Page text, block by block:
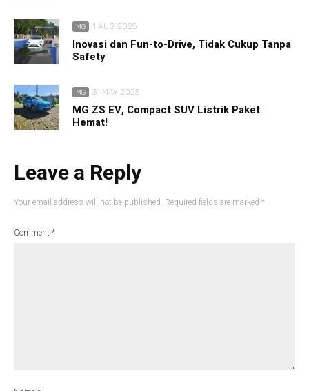
MG 1 AUG 2025
Inovasi dan Fun-to-Drive, Tidak Cukup Tanpa
Safety
MG 31 MAY 2025
MG ZS EV, Compact SUV Listrik Paket
Hemat!
Leave a Reply
Your email address will not be published. Required fields are marked *
Comment *